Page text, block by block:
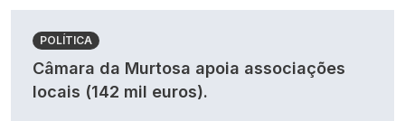
POLÍTICA
Câmara da Murtosa apoia associações
locais (142 mil euros).